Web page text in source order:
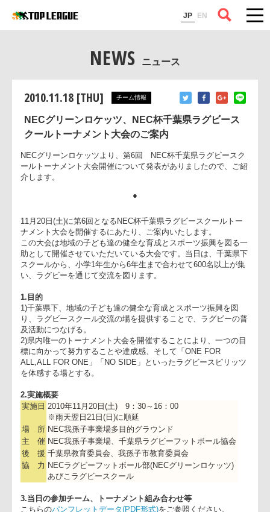
JP EN
コラム
NEWS ニュース
2010.11.18 [THU] チーム情報
NECグリーンロケッツ、NEC杯千葉県ラグビース
クールトーナメント大会のご案内
NECグリーンロケッツより、第6回 NEC杯千葉県ラグビース
ールトーナメント大会開催について発表がありましたので、ご
●
11月20日(土)に第6回となるNEC杯千葉県ラグビースクールトー
ナメント大会を開催するにあたり、ご案内いたします。
この大会は地域の子ども達の健全な育成とスポーツ振興を図る
助として開催させていただいている大会です。当日は、千葉県
スクールから、小学1年生から6年生まで合わせて600名以上が
い、ラグビーを通じて交流を図ります。
1.目的
1)千葉県下、地域の子ども達の健全な育成とスポーツ振興を図
り、ラグビースクール交流の場を提供することで、ラグビーの
及活動につなげる。
2)県内唯一のトーナメント大会を開催することにより、一つの
標に向かって努力することや達成感、そして「ONE FOR
ALL,ALL FOR ONE」「NO SIDE」といったラグビースピリッ
を体感する場とする。
2.実施概要
実施日 2010年11月20日(土) 9：30～16：00
※雨天翌日21日(日)に順延
場 所 NEC我孫子事業場多目的グラウンド
後 援 千葉県教育委員会、我孫子市教育委員会